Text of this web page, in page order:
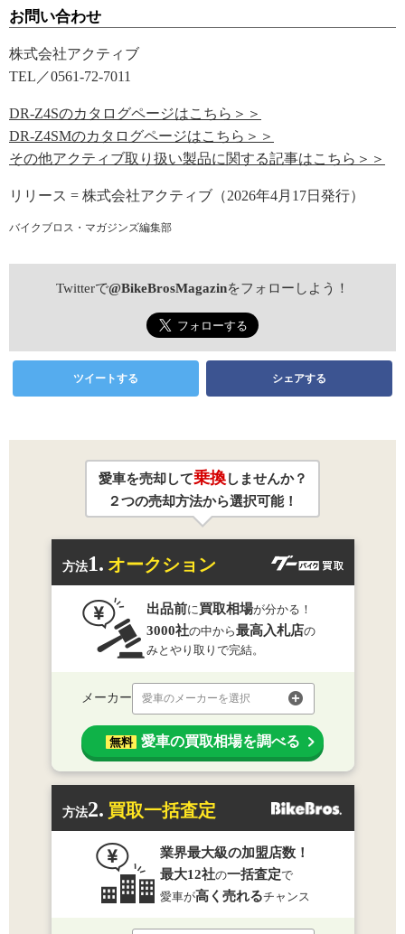
お問い合わせ
株式会社アクティブ
TEL／0561-72-7011
DR-Z4Sのカタログページはこちら＞＞
DR-Z4SMのカタログページはこちら＞＞
その他アクティブ取り扱い製品に関する記事はこちら＞＞
リリース = 株式会社アクティブ（2026年4月17日発行）
バイクブロス・マガジンズ編集部
Twitterで@BikeBrosMagazinをフォローしよう！
ツイートする シェアする
愛車を売却して乗換しませんか？
２つの売却方法から選択可能！
方法1. オークション
出品前に 買取相場が分かる！
3000社の中から最高入札店の
みとやり取りで完結。
メーカー 愛車のメーカーを選択
無料 愛車の買取相場を調べる
方法2. 買取一括査定
業界最大級の加盟店数！
最大12社の一括査定で
愛車が高く売れるチャンス